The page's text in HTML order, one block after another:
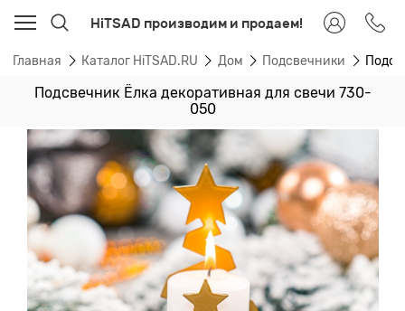
HiTSAD производим и продаем!
Главная Каталог HiTSAD.RU Дом Подсвечники
Подсвечник Ёлка декоративная для свечи 730-
050